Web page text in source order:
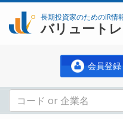
長期投資家のためのIR情
バリュート
会員登録